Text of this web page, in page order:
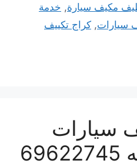
مكيف سيارة, خدمة
سيارات, كراج تكييف
سيارات
سعد العبد الله 69622745